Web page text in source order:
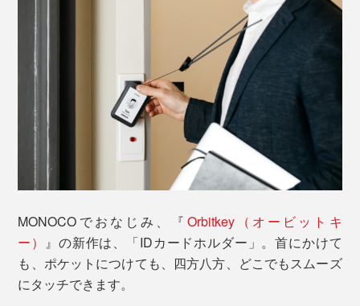
MONOCOでおなじみ、『 Orbitkey（オービットキ
ー） 』の新作は、「IDカードホルダー」。首にかけて
も、ポケットにつけても、四方八方、どこでもスムーズ
にタッチできます。